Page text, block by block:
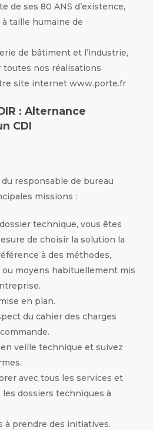
de ses 80 ANS d’existence,
taille humaine de
de bâtiment et l’industrie,
toutes nos réalisations
site internet www.porte.fr
: Alternance
CDI
responsable de bureau
missions :
technique, vous êtes
de choisir la solution la
à des méthodes,
ou moyens habituellement mis
en plan.
du cahier des charges
veille technique et suivez
avec tous les services et
dossiers techniques à
à prendre des initiatives.